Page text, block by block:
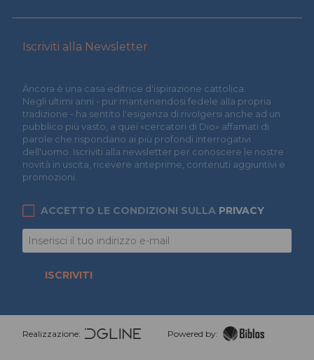
Iscriviti alla Newsletter
Àncora è una casa editrice d'ispirazione cattolica.
Negli ultimi anni - pur mantenendosi fedele alla propria
tradizione - ha sentito l'esigenza di rivolgersi anche ad un
pubblico più vasto, a quei «cercatori di Dio» affamati di
parole che rispondano ai più profondi interrogativi
dell'uomo. Iscriviti alla newsletter per conoscere le nostre
novità in uscita, ricevere anteprime, contenuti aggiuntivi e
promozioni.
ACCETTO LE CONDIZIONI SULLA PRIVACY
ISCRIVITI
Realizzazione: Powered by: